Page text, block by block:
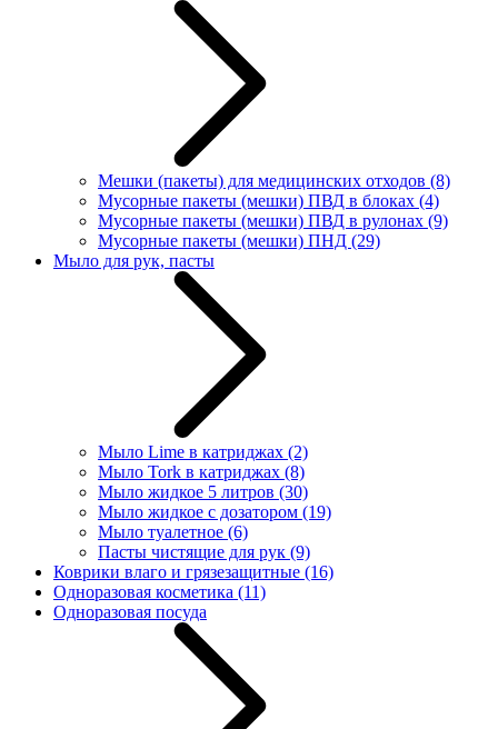
Мешки (пакеты) для медицинских отходов (8)
Мусорные пакеты (мешки) ПВД в блоках (4)
Мусорные пакеты (мешки) ПВД в рулонах (9)
Мусорные пакеты (мешки) ПНД (29)
Мыло для рук, пасты
Мыло Lime в катриджах (2)
Мыло Tork в катриджах (8)
Мыло жидкое 5 литров (30)
Мыло жидкое с дозатором (19)
Мыло туалетное (6)
Пасты чистящие для рук (9)
Коврики влаго и грязезащитные (16)
Одноразовая косметика (11)
Одноразовая посуда